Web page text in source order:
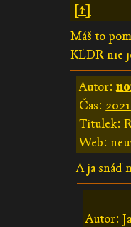
[↑]
Máš to
KĽDR nie
Autor:
Čas:
Titulek:
Web:
A ja snáď
Autor: